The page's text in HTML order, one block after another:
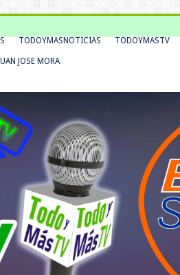
TODOYMASNOTICIAS TODOYMASTV
JUAN JOSE MORA